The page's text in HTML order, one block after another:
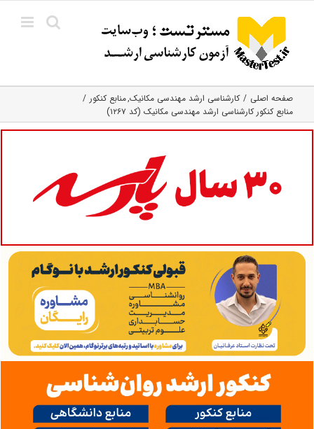
content
صفحه اصلی کارشناسی ارشد مهندسی مکانیک منابع کنکور
منابع کنکور کارشناسی ارشد مهندسی مکانیک (کد ۱۲۶۷)